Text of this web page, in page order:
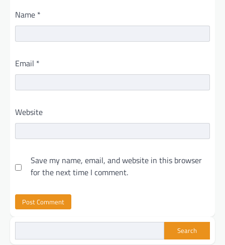
Name *
Email *
Website
Save my name, email, and website in this browser
for the next time I comment.
Search